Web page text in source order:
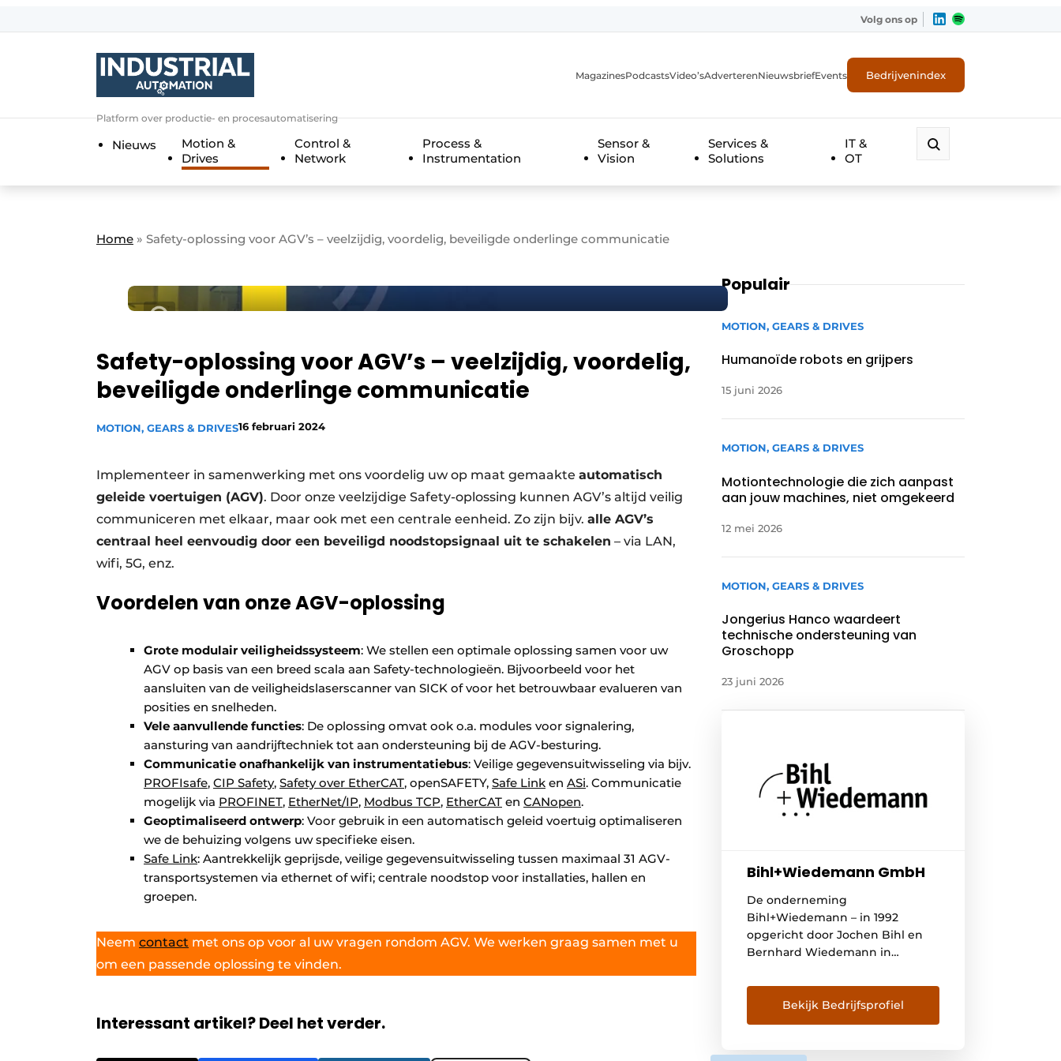
Algemene voorwaarden
Contact
Direct contact
Evenement aanmelden
Meest gelezen
Privacy / Cookie statement
Vacature aanmelden
Vacatures
Volg ons op
Platform over productie- en procesautomatisering
MagazinesPodcastsVideo’sAdverterenNieuwsbriefEvents Bedrijvenindex
Nieuws
Motion &
Drives
Control &
Network
Process &
Instrumentation
Sensor &
Vision
Services &
Solutions
IT &
OT
Home » Safety-oplossing voor AGV’s – veelzijdig, voordelig, beveiligde onderlinge communicatie
Safety-oplossing voor AGV’s – veelzijdig, voordelig,
beveiligde onderlinge communicatie
MOTION, GEARS & DRIVES16 februari 2024
Implementeer in samenwerking met ons voordelig uw op maat gemaakte automatisch
geleide voertuigen (AGV). Door onze veelzijdige Safety-oplossing kunnen AGV’s altijd veilig
communiceren met elkaar, maar ook met een centrale eenheid. Zo zijn bijv. alle AGV’s
centraal heel eenvoudig door een beveiligd noodstopsignaal uit te schakelen – via LAN,
wifi, 5G, enz.
Voordelen van onze AGV-oplossing
Grote modulair veiligheidssysteem: We stellen een optimale oplossing samen voor uw
AGV op basis van een breed scala aan Safety-technologieën. Bijvoorbeeld voor het
aansluiten van de veiligheidslaserscanner van SICK of voor het betrouwbaar evalueren van
posities en snelheden.
Vele aanvullende functies: De oplossing omvat ook o.a. modules voor signalering,
aansturing van aandrijftechniek tot aan ondersteuning bij de AGV-besturing.
Communicatie onafhankelijk van instrumentatiebus: Veilige gegevensuitwisseling via bijv.
PROFIsafe, CIP Safety, Safety over EtherCAT, openSAFETY, Safe Link en ASi. Communicatie
mogelijk via PROFINET, EtherNet/IP, Modbus TCP, EtherCAT en CANopen.
Geoptimaliseerd ontwerp: Voor gebruik in een automatisch geleid voertuig optimaliseren
we de behuizing volgens uw specifieke eisen.
Safe Link: Aantrekkelijk geprijsde, veilige gegevensuitwisseling tussen maximaal 31 AGV-
transportsystemen via ethernet of wifi; centrale noodstop voor installaties, hallen en
groepen.
Neem contact met ons op voor al uw vragen rondom AGV. We werken graag samen met u
om een passende oplossing te vinden.
Interessant artikel? Deel het verder.
Populair
MOTION, GEARS & DRIVES
Humanoïde robots en grijpers
15 juni 2026
MOTION, GEARS & DRIVES
Motiontechnologie die zich aanpast
aan jouw machines, niet omgekeerd
12 mei 2026
MOTION, GEARS & DRIVES
Jongerius Hanco waardeert
technische ondersteuning van
Groschopp
23 juni 2026
Bihl+Wiedemann GmbH
De onderneming
Bihl+Wiedemann – in 1992
opgericht door Jochen Bihl en
Bernhard Wiedemann in
onderneming onder leiding van
de directeuren-eigenaren. Het
ontwikkelt en produceert
automatiseringsoplossingen voor
Bekijk Bedrijfsprofiel